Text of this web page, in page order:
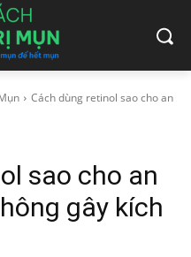
Cách dùng retinol sao cho an
sao cho an
gây kích